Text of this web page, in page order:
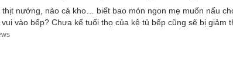
thịt nướng, nào cá kho… biết bao món ngon mẹ muốn nấu
vào bếp? Chưa kể tuổi thọ của kệ tủ bếp cũng sẽ bị giảm